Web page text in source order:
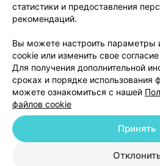
Написать
Персональные
Обработка
© 2026 ООО «Артокс Лаб», УНП 191700409|
г. Минск, улица Толбухина, 2,
статистики и предоставления
рекомендаций.
Вы можете настроить параметры
cookie или изменить свое
Для получения дополнительной
сроках и порядке использования
можете ознакомиться с нашей
файлов cookie
Принять